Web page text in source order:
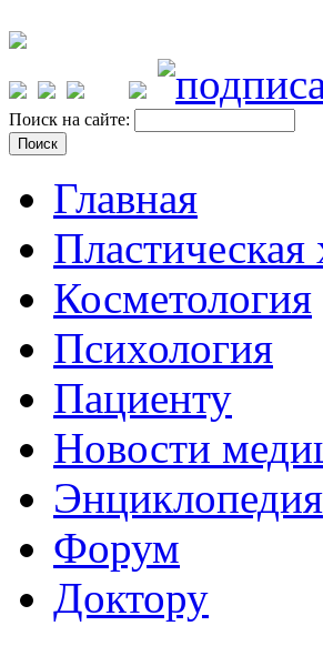
Поиск на сайте:
Главная
Пластическая
Косметология
Психология
Пациенту
Новости
Энциклопедия
Форум
Доктору